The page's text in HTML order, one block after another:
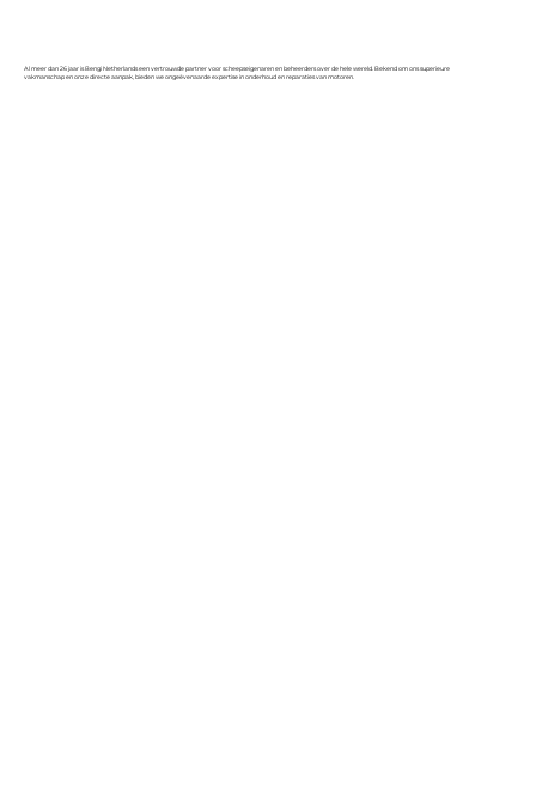
Al meer dan 26 jaar is Bengi Netherlands een vertrouwde partner voor scheepseigenaren en beheerders over de hele wereld. Bekend om ons superieure
vakmanschap en onze directe aanpak, bieden we ongeëvenaarde expertise in onderhoud en reparaties van motoren.